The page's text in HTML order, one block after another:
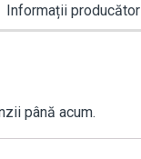
Informații producător
până acum.